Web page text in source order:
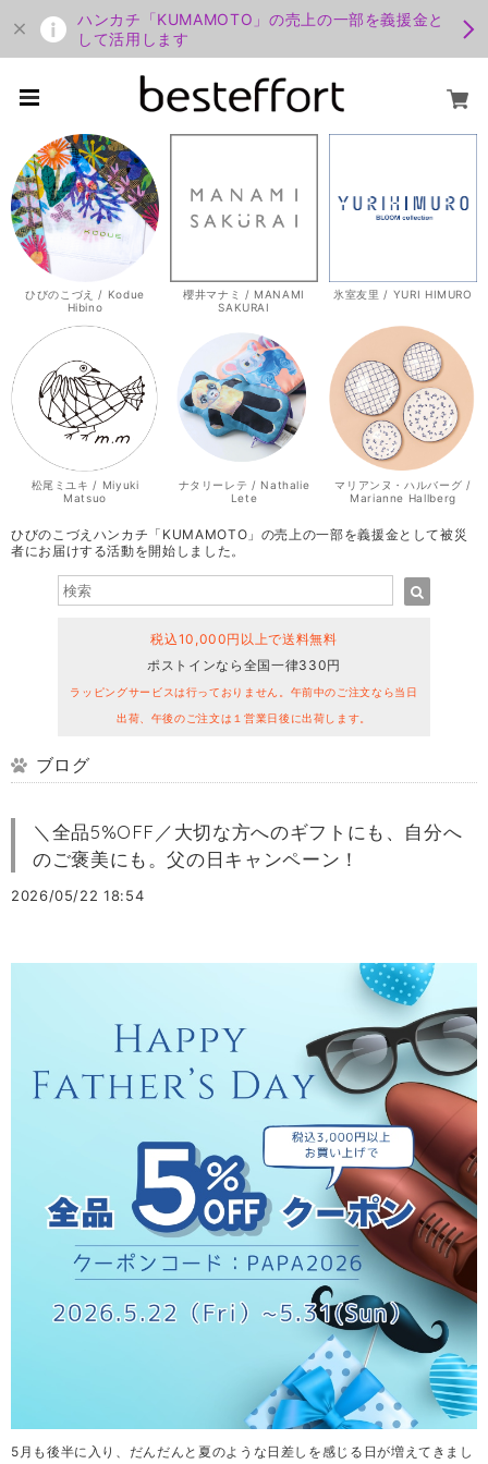
ハンカチ「KUMAMOTO」の売上の一部を義援金と
して活用します
ひびのこづえ / Kodue
Hibino
櫻井マナミ / MANAMI
SAKURAI
氷室友里 / YURI HIMURO
松尾ミユキ / Miyuki
Matsuo
ナタリーレテ / Nathalie
Lete
マリアンヌ・ハルバーグ /
Marianne Hallberg
ひびのこづえハンカチ「KUMAMOTO」の売上の一部を義援金として被災
者にお届けする活動を開始しました。
税込10,000円以上で送料無料
ポストインなら全国一律330円
ラッピングサービスは行っておりません。午前中のご注文なら当日
出荷、午後のご注文は１営業日後に出荷します。
ブログ
＼全品5%OFF／大切な方へのギフトにも、自分へ
のご褒美にも。父の日キャンペーン！
2026/05/22 18:54
5月も後半に入り、だんだんと夏のような日差しを感じる日が増えてきまし